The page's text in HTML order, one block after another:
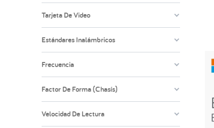
Tarjeta De Video
Estándares Inalámbricos
Frecuencia
Factor De Forma (Chasís)
Velocidad De Lectura